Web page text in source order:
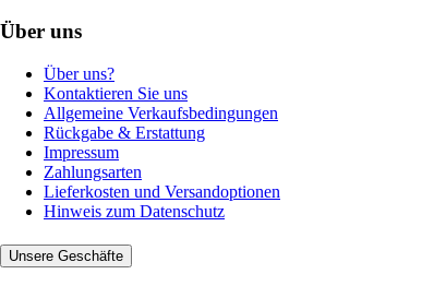
Über uns
Über uns?
Kontaktieren Sie uns
Allgemeine Verkaufsbedingungen
Rückgabe & Erstattung
Impressum
Zahlungsarten
Lieferkosten und Versandoptionen
Hinweis zum Datenschutz
Unsere Geschäfte